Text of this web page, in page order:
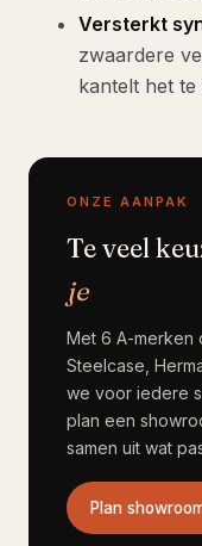
Versterkt
zwaardere
kantelt het
ONZE AANPAK
Te veel
je
Met 6 A-merken
Steelcase,
we voor iedere
plan een
samen uit wat
Plan